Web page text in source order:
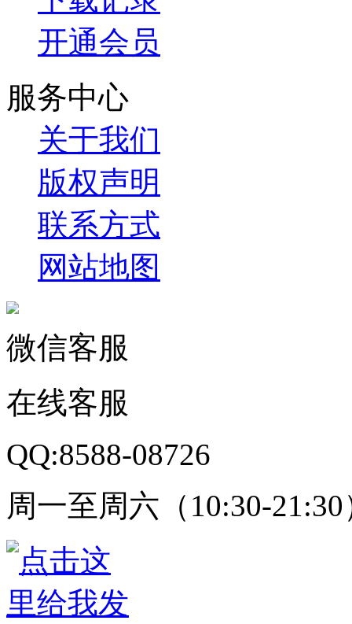
开通会员
服务中心
关于我们
版权声明
联系方式
网站地图
微信客服
在线客服
QQ:8588-08726
周一至周六（10:30-21:30